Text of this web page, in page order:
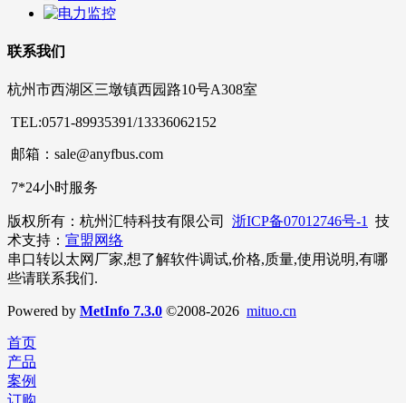
联系我们
杭州市西湖区三墩镇西园路10号A308室
TEL:0571-89935391/13336062152
邮箱：sale@anyfbus.com
7*24小时服务
版权所有：杭州汇特科技有限公司 浙ICP备07012746号-1
技
术支持： 宣盟网络
串口转以太网厂家,想了解软件调试,价格,质量,使用说明,有哪
些请联系我们.
Powered by MetInfo 7.3.0 ©2008-2026 mituo.cn
首页
产品
案例